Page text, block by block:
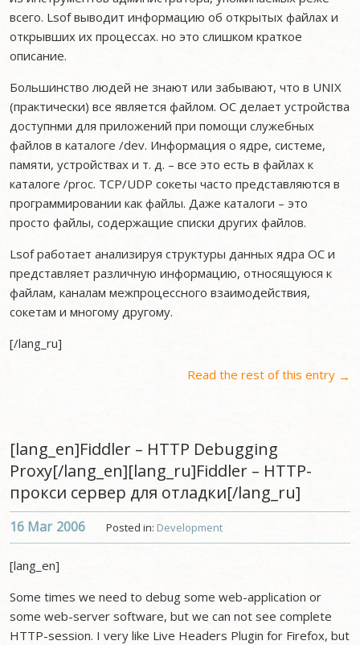
всего. Lsof выводит информацию об открытых файлах и
открывших их процессах. но это слишком краткое
описание.
Большинство людей не знают или забывают, что в UNIX
(практически) все является файлом. ОС делает устройства
доступнми для приложений при помощи служебных
файлов в каталоге /dev. Информация о ядре, системе,
памяти, устройствах и т. д. – все это есть в файлах к
каталоге /proc. TCP/UDP сокеты часто представляются в
программировании как файлы. Даже каталоги – это
просто файлы, содержащие списки других файлов.
Lsof работает анализируя структуры данных ядра ОС и
представляет различную информацию, относящуюся к
файлам, каналам межпроцессного взаимодействия,
сокетам и многому другому.
[/lang_ru]
Read the rest of this entry →
[lang_en]Fiddler – HTTP Debugging
Proxy[/lang_en][lang_ru]Fiddler – HTTP-
прокси сервер для отладки[/lang_ru]
Posted in: Development
16 Mar 2006
[lang_en]
Some times we need to debug some web-application or
some web-server software, but we can not see complete
HTTP-session. I very like Live Headers Plugin for Firefox, but